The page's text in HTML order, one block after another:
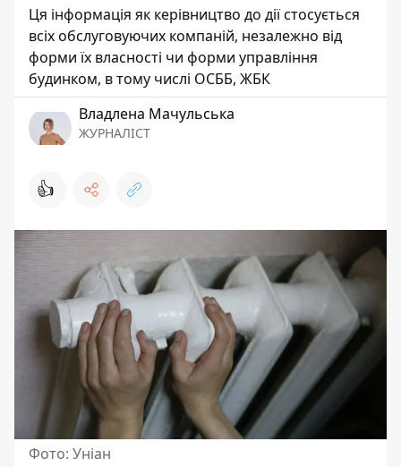
Ця інформація як керівництво до дії стосується
всіх обслуговуючих компаній, незалежно від
форми їх власності чи форми управління
будинком, в тому числі ОСББ, ЖБК
Владлена Мачульська
ЖУРНАЛІСТ
👍
Фото: Уніан